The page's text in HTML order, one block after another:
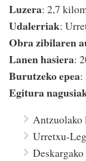
Luzera: 2,7
Udalerriak:
Obra zibilaren
Lanen hasiera:
Burutzeko epea:
Egitura
Antzuolako
Urretxu-